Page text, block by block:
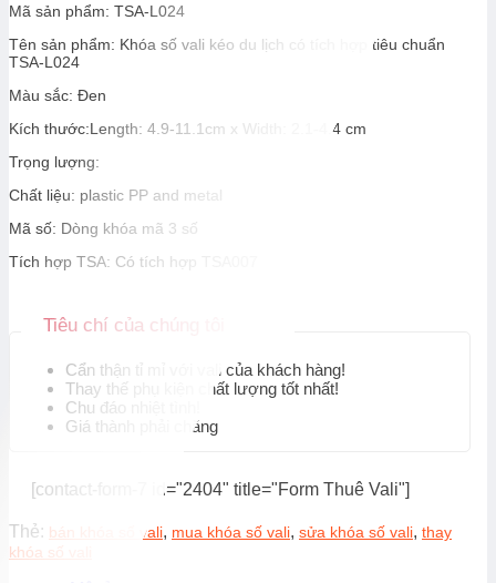
Mã sản phẩm: TSA-L024
Tên sản phẩm: Khóa số vali kéo du lịch có tích hợp tiêu chuẩn
TSA-L024
Màu sắc: Đen
Kích thước:Length: 4.9-11.1cm x Width: 2.1-4.4 cm
Trọng lượng:
Chất liệu: plastic PP and metal
Mã số: Dòng khóa mã 3 số
Tích hợp TSA: Có tích hợp TSA007
Tiêu chí của chúng tôi
Cẩn thận tỉ mỉ với vali của khách hàng!
Thay thế phụ kiện chất lượng tốt nhất!
Chu đáo nhiệt tình!
Giá thành phải chăng
[contact-form-7 id="2404" title="Form Thuê Vali"]
Thẻ: bán khóa số vali, mua khóa số vali, sửa khóa số vali, thay
khóa số vali